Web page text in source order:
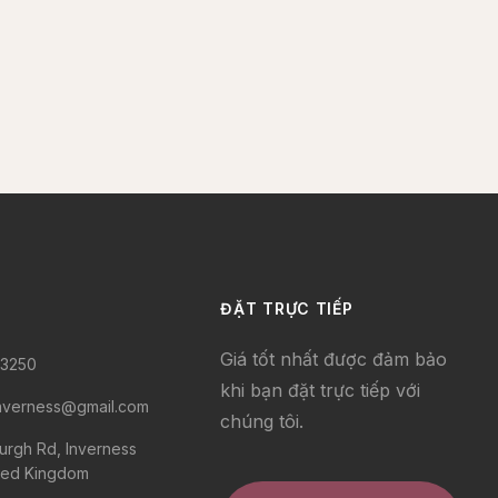
Rd, Inverness
Kingdom
ĐẶT TRỰC TIẾP
Giá tốt nhất được đảm bảo
khi bạn đặt trực tiếp với
chúng tôi.